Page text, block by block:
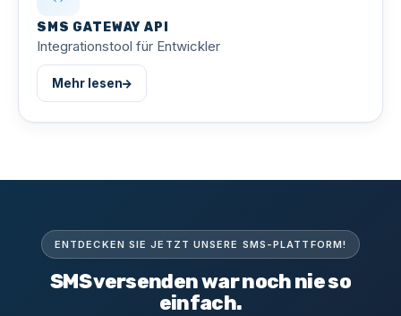
SMS GATEWAY API
Integrationstool für Entwickler
Mehr lesen
ENTDECKEN SIE JETZT UNSERE SMS-PLATTFORM!
SMS versenden war noch nie so
einfach.